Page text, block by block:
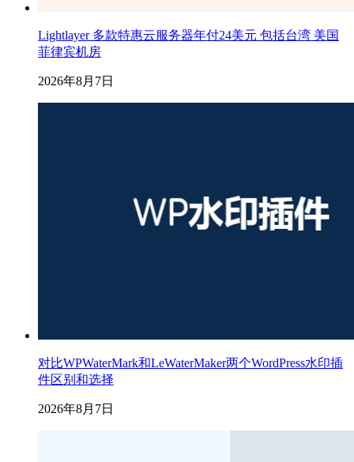
Lightlayer 多款特惠云服务器年付24美元 包括台湾 美国
菲律宾机房
2026年8月7日
对比WPWaterMark和LeWaterMaker两个WordPress水印插
件区别和选择
2026年8月7日